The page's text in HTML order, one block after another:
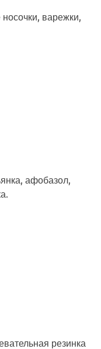
варежки,
афобазол,
резинка